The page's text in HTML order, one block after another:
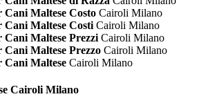
Maltese Costo Cairoli Milano
Maltese Costi Cairoli Milano
Maltese Prezzi Cairoli Milano
Maltese Prezzo Cairoli Milano
Maltese Cairoli Milano
Cairoli Milano